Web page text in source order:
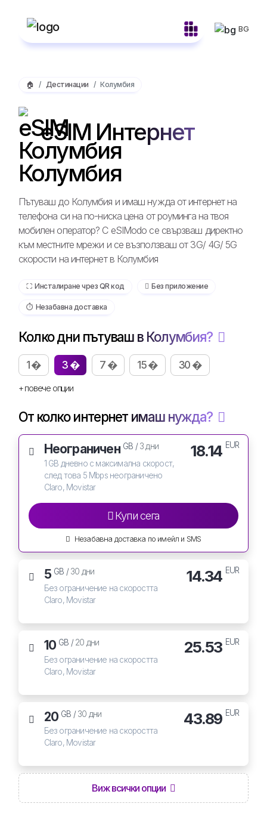
BG
🏠 Дестинации Колумбия
eSIM Интернет
Колумбия
Пътуваш до Колумбия и имаш нужда от интернет на
телефона си на по-ниска цена от роуминга на твоя
мобилен оператор? С eSIModo се свързваш директно
към местните мрежи и се възползваш от 3G/ 4G/ 5G
скорости на интернет в Колумбия
⛶️️ Инсталиране чрез QR код ️ Без приложение
⏱️️ Незабавна доставка
Колко дни пътуваш в Колумбия?
1 � 3 � 7 � 15 � 30 �
+ повече опции
От колко интернет имаш нужда?
Неограничен GB /3 дни
1 GB дневно с максимална скорост,
след това 5 Mbps неограничено
Claro, Movistar
18.14 EUR
Купи сега
Незабавна доставка по имейл и SMS
5 GB /30 дни
Без ограничение на скоростта
Claro, Movistar
14.34 EUR
10 GB /20 дни
Без ограничение на скоростта
Claro, Movistar
25.53 EUR
20 GB /30 дни
Без ограничение на скоростта
Claro, Movistar
43.89 EUR
Виж всички опции